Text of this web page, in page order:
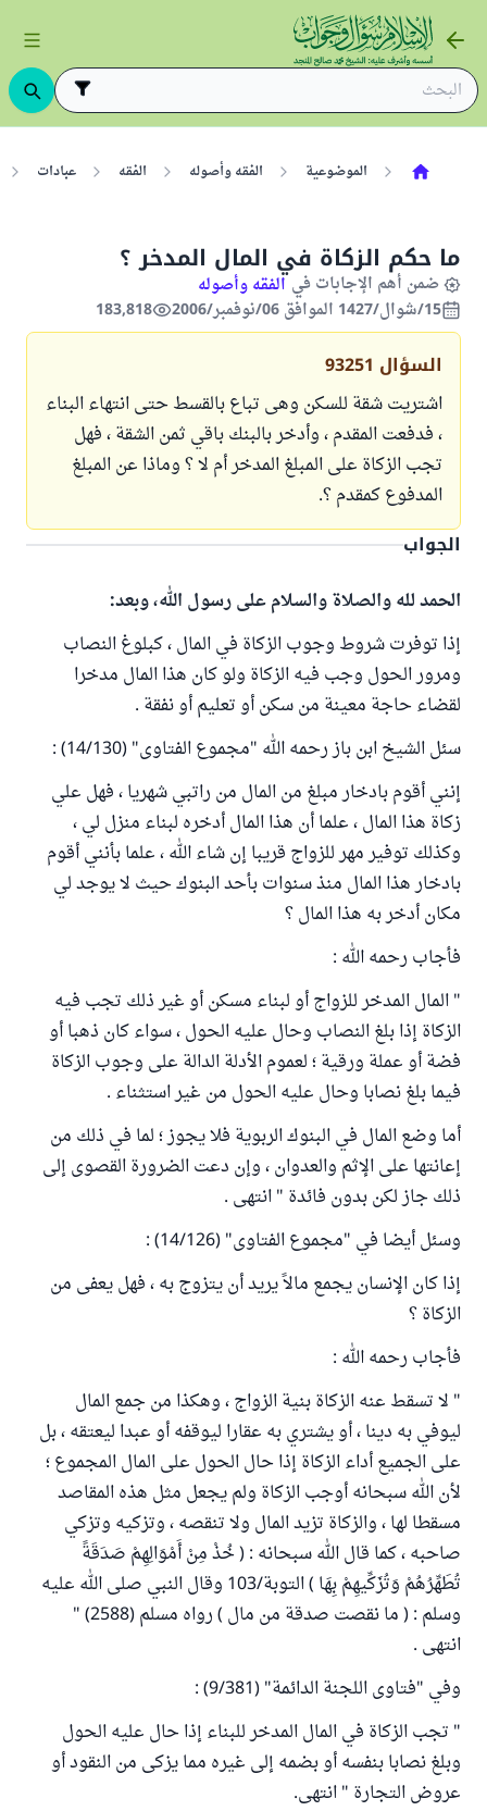
الموضوعية الفقه وأصوله الفقه عبادات
ما حكم الزكاة في المال المدخر ؟
ضمن أهم الإجابات فيالفقه وأصوله
15/شوال/1427 الموافق 06/نوفمبر/2006
183,818
السؤال 93251
اشتريت شقة للسكن وهى تباع بالقسط حتى انتهاء البناء
، فدفعت المقدم ، وأدخر بالبنك باقي ثمن الشقة ، فهل
تجب الزكاة على المبلغ المدخر أم لا ؟ وماذا عن المبلغ
المدفوع كمقدم ؟.
الجواب
الحمد لله والصلاة والسلام على رسول الله، وبعد:
إذا توفرت شروط وجوب الزكاة في المال ، كبلوغ النصاب
ومرور الحول وجب فيه الزكاة ولو كان هذا المال مدخرا
لقضاء حاجة معينة من سكن أو تعليم أو نفقة .
سئل الشيخ ابن باز رحمه الله "مجموع الفتاوى" (14/130) :
إنني أقوم بادخار مبلغ من المال من راتبي شهريا ، فهل علي
زكاة هذا المال ، علما أن هذا المال أدخره لبناء منزل لي ،
وكذلك توفير مهر للزواج قريبا إن شاء الله ، علما بأنني أقوم
بادخار هذا المال منذ سنوات بأحد البنوك حيث لا يوجد لي
مكان أدخر به هذا المال ؟
فأجاب رحمه الله :
" المال المدخر للزواج أو لبناء مسكن أو غير ذلك تجب فيه
الزكاة إذا بلغ النصاب وحال عليه الحول ، سواء كان ذهبا أو
فضة أو عملة ورقية ؛ لعموم الأدلة الدالة على وجوب الزكاة
فيما بلغ نصابا وحال عليه الحول من غير استثناء .
أما وضع المال في البنوك الربوية فلا يجوز ؛ لما في ذلك من
إعانتها على الإثم والعدوان ، وإن دعت الضرورة القصوى إلى
ذلك جاز لكن بدون فائدة " انتهى .
وسئل أيضا في "مجموع الفتاوى" (14/126) :
إذا كان الإنسان يجمع مالاً يريد أن يتزوج به ، فهل يعفى من
الزكاة ؟
فأجاب رحمه الله :
" لا تسقط عنه الزكاة بنية الزواج ، وهكذا من جمع المال
ليوفي به دينا ، أو يشتري به عقارا ليوقفه أو عبدا ليعتقه ، بل
على الجميع أداء الزكاة إذا حال الحول على المال المجموع ؛
لأن الله سبحانه أوجب الزكاة ولم يجعل مثل هذه المقاصد
مسقطا لها ، والزكاة تزيد المال ولا تنقصه ، وتزكيه وتزكي
صاحبه ، كما قال الله سبحانه : ( خُذْ مِنْ أَمْوَالِهِمْ صَدَقَةً
تُطَهِّرُهُمْ وَتُزَكِّيهِمْ بِهَا ) التوبة/103 وقال النبي صلى الله عليه
وسلم : ( ما نقصت صدقة من مال ) رواه مسلم (2588) "
انتهى .
وفي "فتاوى اللجنة الدائمة" (9/381) :
" تجب الزكاة في المال المدخر للبناء إذا حال عليه الحول
وبلغ نصابا بنفسه أو بضمه إلى غيره مما يزكى من النقود أو
عروض التجارة " انتهى.